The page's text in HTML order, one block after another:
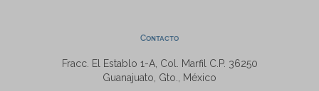
Contacto
Fracc. El Establo 1-A, Col. Marfil C.P. 36250
Guanajuato, Gto., México